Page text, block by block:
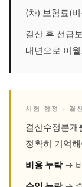
(차) 보험료(
결산 후 선급
내년으로 이
시험 함정 - 결
결산수정분개
정확히 기억
비용 누락→